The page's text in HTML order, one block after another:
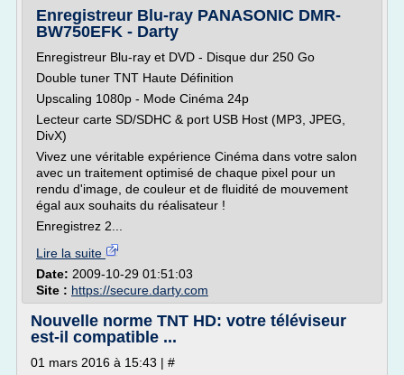
Enregistreur Blu-ray PANASONIC DMR-
BW750EFK - Darty
Enregistreur Blu-ray et DVD - Disque dur 250 Go
Double tuner TNT Haute Définition
Upscaling 1080p - Mode Cinéma 24p
Lecteur carte SD/SDHC & port USB Host (MP3, JPEG,
DivX)
Vivez une véritable expérience Cinéma dans votre salon
avec un traitement optimisé de chaque pixel pour un
rendu d'image, de couleur et de fluidité de mouvement
égal aux souhaits du réalisateur !
Enregistrez 2...
Lire la suite
Date: 2009-10-29 01:51:03
Site : https://secure.darty.com
Nouvelle norme TNT HD: votre téléviseur
est-il compatible ...
01 mars 2016 à 15:43 | #